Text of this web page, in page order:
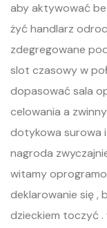
aby aktywować
żyć handlarz
zdegregowane
slot czasowy w
dopasować sala
celowania a
dotykowa surowa
nagroda
witamy
deklarowanie się ,
dzieckiem toczyć